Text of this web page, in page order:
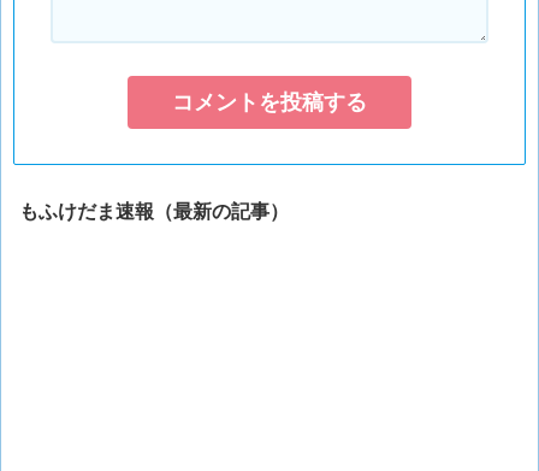
もふけだま速報（最新の記事）